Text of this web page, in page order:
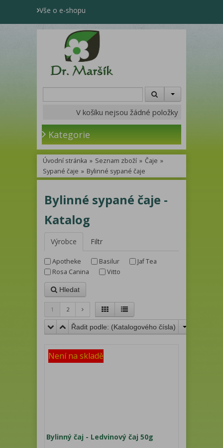
Vše o e-shopu
V košíku nejsou žádné položky
Kategorie
Úvodní stránka » Seznam zboží » Čaje »
Sypané čaje » Bylinné sypané čaje
Bylinné sypané čaje -
Katalog
Výrobce Filtr
Apotheke Basilur
Jaf Tea
Rosa Canina
Vitto
Hledat
1 2
Řadit podle: (Katalogového čísla)
Není na skladě
Bylinný čaj - Ledvinový čaj 50g